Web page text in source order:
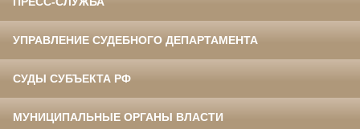
УПРАВЛЕНИЕ СУДЕБНОГО ДЕПАРТАМЕНТА
СУДЫ СУБЪЕКТА РФ
МУНИЦИПАЛЬНЫЕ ОРГАНЫ ВЛАСТИ